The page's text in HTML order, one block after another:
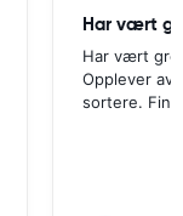
Har vært
Har vært
Opplever av
sortere.